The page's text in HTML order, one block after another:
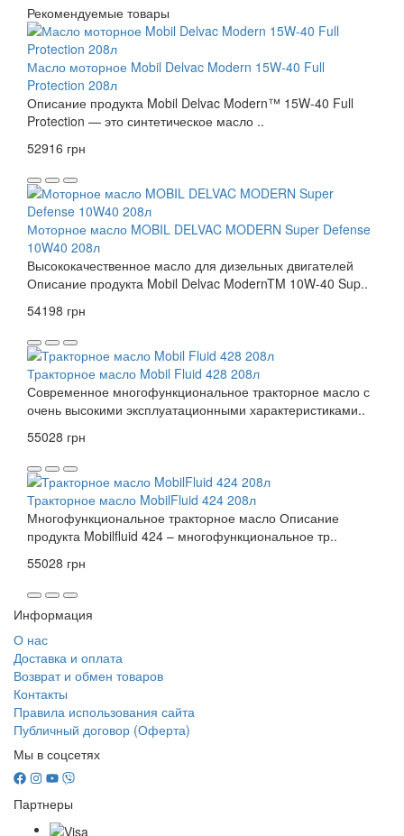
Рекомендуемые товары
Масло моторное Mobil Delvac Modern 15W-40 Full
Protection 208л
Описание продукта Mobil Delvac Modern™ 15W-40 Full
Protection — это синтетическое масло ..
52916 грн
Моторное масло MOBIL DELVAC MODERN Super Defense
10W40 208л
Высококачественное масло для дизельных двигателей
Описание продукта Mobil Delvac ModernTM 10W-40 Sup..
54198 грн
Тракторное масло Mobil Fluid 428 208л
Современное многофункциональное тракторное масло с
очень высокими эксплуатационными характеристиками..
55028 грн
Тракторное масло MobilFluid 424 208л
Многофункциональное тракторное масло Описание
продукта Mobilfluid 424 – многофункциональное тр..
55028 грн
Информация
О нас
Доставка и оплата
Возврат и обмен товаров
Контакты
Правила использования сайта
Публичный договор (Оферта)
Мы в соцсетях
Партнеры